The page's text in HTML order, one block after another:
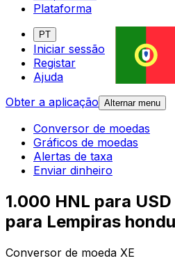
Plataforma
PT
Iniciar sessão
Registar
Ajuda
Obter a aplicação Alternar menu
Conversor de moedas
Gráficos de moedas
Alertas de taxa
Enviar dinheiro
1.000 HNL para
para Lempiras
Conversor de moeda XE